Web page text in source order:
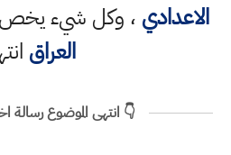
الاعدادي ، وكل شيء
العراق
👇 انتهى الموضوع رسالة